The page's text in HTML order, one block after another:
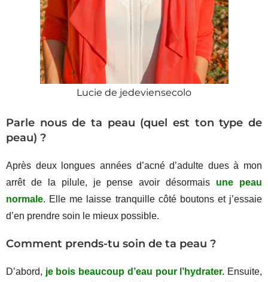
Lucie de jedeviensecolo
Parle nous de ta peau (quel est ton type de
peau) ?
Après deux longues années d’acné d’adulte dues à mon
arrêt de la pilule, je pense avoir désormais une peau
normale. Elle me laisse tranquille côté boutons et j’essaie
d’en prendre soin le mieux possible.
Comment prends-tu soin de ta peau ?
D’abord, je bois beaucoup d’eau pour l’hydrater. Ensuite,